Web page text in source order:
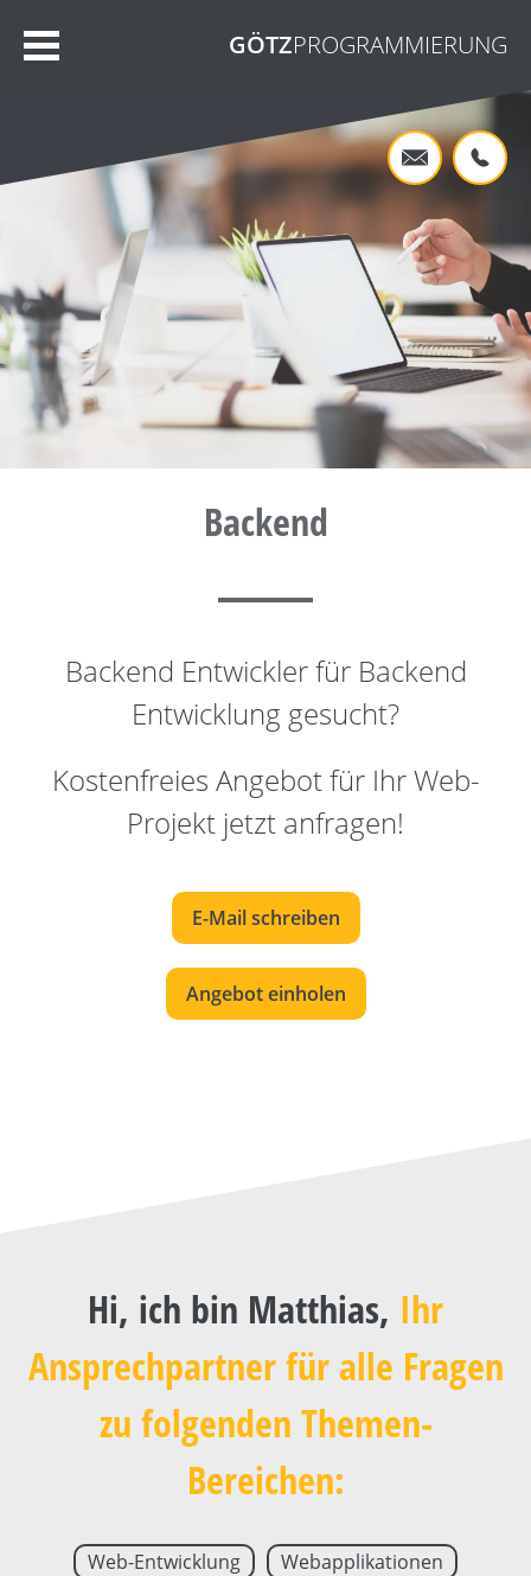
GÖTZPROGRAMMIERUNG
Backend
Backend Entwickler für Backend
Entwicklung gesucht?
Kostenfreies Angebot für Ihr Web-
Projekt jetzt anfragen!
E-Mail schreiben
Angebot einholen
Hi, ich bin Matthias, Ihr
Ansprechpartner für alle Fragen
zu folgenden Themen-
Bereichen:
Web-Entwicklung Webapplikationen